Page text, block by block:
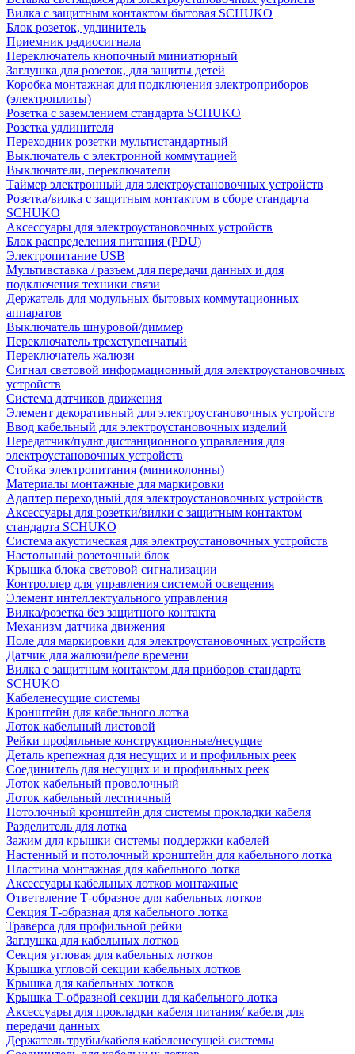
Вилка с защитным контактом бытовая SCHUKO
Блок розеток, удлинитель
Приемник радиосигнала
Переключатель кнопочный миниатюрный
Заглушка для розеток, для защиты детей
Коробка монтажная для подключения электроприборов
(электроплиты)
Розетка с заземлением стандарта SCHUKO
Розетка удлинителя
Переходник розетки мультистандартный
Выключатель с электронной коммутацией
Выключатели, переключатели
Таймер электронный для электроустановочных устройств
Розетка/вилка с защитным контактом в сборе стандарта
SCHUKO
Аксессуары для электроустановочных устройств
Блок распределения питания (PDU)
Электропитание USB
Мультивставка / разъем для передачи данных и для
подключения техники связи
Держатель для модульных бытовых коммутационных
аппаратов
Выключатель шнуровой/диммер
Переключатель трехступенчатый
Переключатель жалюзи
Сигнал световой информационный для электроустановочных
устройств
Система датчиков движения
Элемент декоративный для электроустановочных устройств
Ввод кабельный для электроустановочных изделий
Передатчик/пульт дистанционного управления для
электроустановочных устройств
Стойка электропитания (миниколонны)
Материалы монтажные для маркировки
Адаптер переходный для электроустановочных устройств
Аксессуары для розетки/вилки с защитным контактом
стандарта SCHUKO
Система акустическая для электроустановочных устройств
Настольный розеточный блок
Крышка блока световой сигнализации
Контроллер для управления системой освещения
Элемент интеллектуального управления
Вилка/розетка без защитного контакта
Механизм датчика движения
Поле для маркировки для электроустановочных устройств
Датчик для жалюзи/реле времени
Вилка с защитным контактом для приборов стандарта
SCHUKO
Кабеленесущие системы
Кронштейн для кабельного лотка
Лоток кабельный листовой
Рейки профильные конструкционные/несущие
Деталь крепежная для несущих и и профильных реек
Соединитель для несущих и и профильных реек
Лоток кабельный проволочный
Лоток кабельный лестничный
Потолочный кронштейн для системы прокладки кабеля
Разделитель для лотка
Зажим для крышки системы поддержки кабелей
Настенный и потолочный кронштейн для кабельного лотка
Пластина монтажная для кабельного лотка
Аксессуары кабельных лотков монтажные
Ответвление Т-образное для кабельных лотков
Секция Т-образная для кабельного лотка
Траверса для профильной рейки
Заглушка для кабельных лотков
Секция угловая для кабельных лотков
Крышка угловой секции кабельных лотков
Крышка для кабельных лотков
Крышка Т-образной секции для кабельного лотка
Аксессуары для прокладки кабеля питания/ кабеля для
передачи данных
Держатель трубы/кабеля кабеленесущей системы